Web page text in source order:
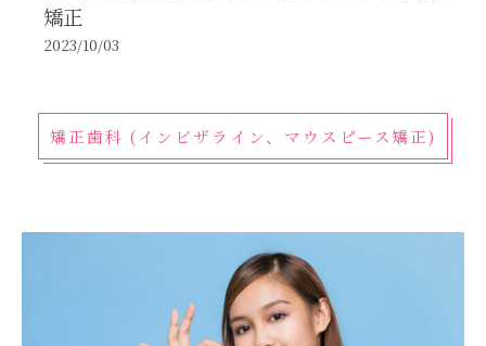
矯正
2023/10/03
矯正歯科 (インビザライン、マウスピース矯正)